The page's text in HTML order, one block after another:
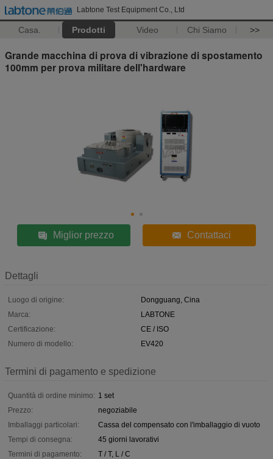
Labtone Test Equipment Co., Ltd
Casa. Prodotti Video Chi Siamo >>
Grande macchina di prova di vibrazione di spostamento
100mm per prova militare dell'hardware
Miglior prezzo Contattaci
Dettagli
Luogo di origine:
Dongguang, Cina
Marca:
LABTONE
Certificazione:
CE / ISO
Numero di modello:
EV420
Termini di pagamento e spedizione
Quantità di ordine minimo: 1 set
Prezzo:
negoziabile
Imballaggi particolari:
Cassa del compensato con l'imballaggio di vuoto
Tempi di consegna:
45 giorni lavorativi
Termini di pagamento:
T / T, L / C